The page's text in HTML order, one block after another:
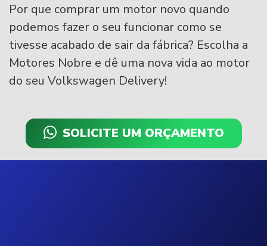
Por que comprar um motor novo quando
podemos fazer o seu funcionar como se
tivesse acabado de sair da fábrica? Escolha a
Motores Nobre e dê uma nova vida ao motor
do seu Volkswagen Delivery!
SOLICITE UM ORÇAMENTO